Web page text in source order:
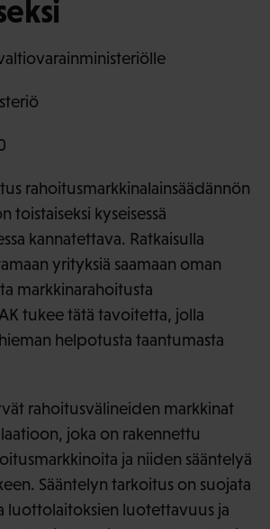
rahoitusmarkkinalainsäädännön
toistaiseksi kyseisessä
kannatettava. Ratkaisulla
yrityksiä saamaan oman
markkinarahoitusta
tukee tätä tavoitetta, jolla
helpotusta taantumasta
rahoitusvälineiden markkinat
joka on rakennettu
ja niiden sääntelyä
Sääntelyn tarkoitus on suojata
luottolaitoksien luotettavuus ja